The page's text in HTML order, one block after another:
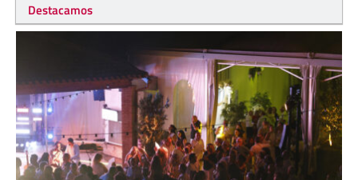
Destacamos